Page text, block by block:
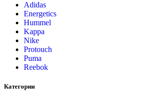
Adidas
Energetics
Hummel
Kappa
Nike
Protouch
Puma
Reebok
Категории